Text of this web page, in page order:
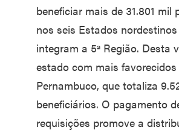
beneficiar mais de 31.801 mil
nos seis Estados
integram a 5ª Região. Desta
estado com mais favorecidos
Pernambuco, que totaliza
beneficiários. O pagamento
requisições promove a